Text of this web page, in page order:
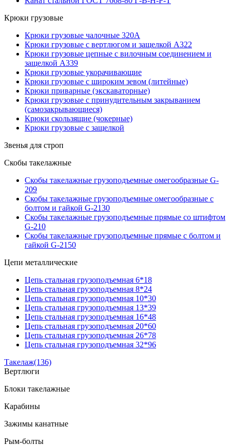
Крюки грузовые
Крюки грузовые чалочные 320А
Крюки грузовые с вертлюгом и защелкой А322
Крюки грузовые цепные с вилочным соединением и
защелкой А339
Крюки грузовые укорачивающие
Крюки грузовые с широким зевом (литейные)
Крюки приварные (экскаваторные)
Крюки грузовые с принудительным закрыванием
(самозакрывающиеся)
Крюки скользящие (чокерные)
Крюки грузовые с защелкой
Звенья для строп
Скобы такелажные
Скобы такелажные грузоподъемные омегообразные G-
209
Скобы такелажные грузоподъемные омегообразные с
болтом и гайкой G-2130
Скобы такелажные грузоподъемные прямые со штифтом
G-210
Скобы такелажные грузоподъемные прямые с болтом и
гайкой G-2150
Цепи металлические
Цепь стальная грузоподъемная 6*18
Цепь стальная грузоподъемная 8*24
Цепь стальная грузоподъемная 10*30
Цепь стальная грузоподъемная 13*39
Цепь стальная грузоподъемная 16*48
Цепь стальная грузоподъемная 20*60
Цепь стальная грузоподъемная 26*78
Цепь стальная грузоподъемная 32*96
Такелаж(136)
Вертлюги
Блоки такелажные
Карабины
Зажимы канатные
Рым-болты